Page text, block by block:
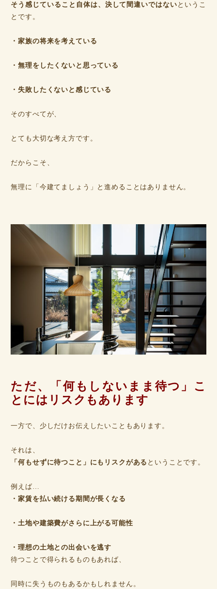
そう感じていること自体は、決して間違いではない というこ
とです。
・家族の将来を考えている
・無理をしたくないと思っている
・失敗したくないと感じている
そのすべてが、
とても大切な考え方です。
だからこそ、
無理に「今建てましょう」と進めることはありません。
ただ、「何もしないまま待つ」こ
とにはリスクもあります
一方で、少しだけお伝えしたいこともあります。
それは、
「何もせずに待つこと」にもリスクがある ということです。
例えば…
・家賃を払い続ける期間が長くなる
・土地や建築費がさらに上がる可能性
・理想の土地との出会いを逃す
待つことで得られるものもあれば、
同時に失うものもあるかもしれません。